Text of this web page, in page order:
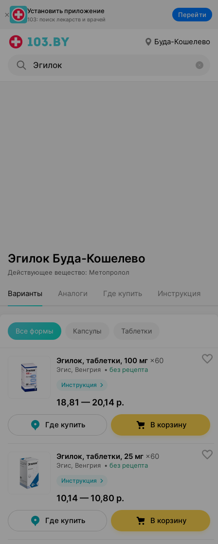
Установить приложение
103: поиск лекарств и врачей
Перейти
Буда-Кошелево
Эгилок Буда-Кошелево
Действующее вещество: Метопролол
Варианты Аналоги Где купить Инструкция
Все формы Капсулы Таблетки
Эгилок, таблетки, 100 мг ×60
Эгис , Венгрия • без рецепта
Инструкция
18,81 — 20,14 р.
Где купить В корзину
Эгилок, таблетки, 25 мг ×60
Эгис , Венгрия • без рецепта
Инструкция
10,14 — 10,80 р.
Где купить В корзину